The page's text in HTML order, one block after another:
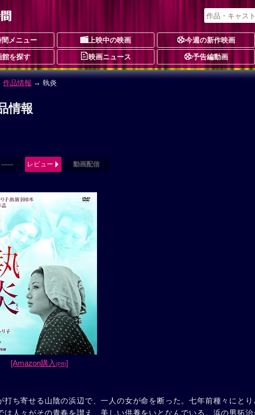
メニュー 上映中の映画 今週の新作映画
館を探す 映画ニュース 予告編動画
作品情報 → 執炎
情報
------ レビュー 動画配信
[Amazon購入(PR)]
打ち寄せる山陰の浜辺で、一人の女が命を断った。七年前種々にと
は人々がその青春を讃え、美しい供養をいとなんでいる。浜の男拓治